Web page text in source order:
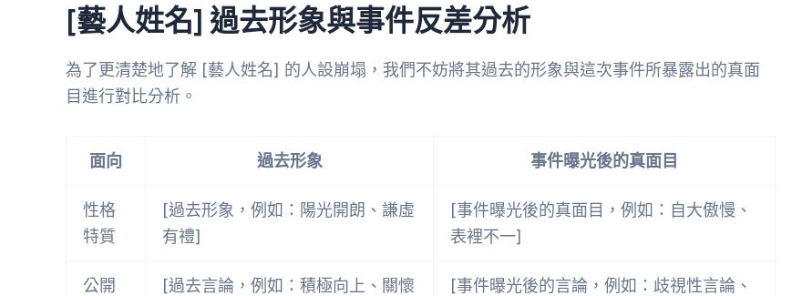
[藝人姓名] 過去形象與事件反差分析
為了更清楚地了解 [藝人姓名] 的人設崩塌，我們不妨將其過去的形象與這次事件所暴露出的真面
目進行對比分析。
面向 過去形象 事件曝光後的真面目
性格
特質
[過去形象，例如：陽光開朗、謙虛
有禮]
[事件曝光後的真面目，例如：自大傲慢、
表裡不一]
公開
[過去言論，例如：積極向上、關懷
[事件曝光後的言論，例如：歧視性言論、